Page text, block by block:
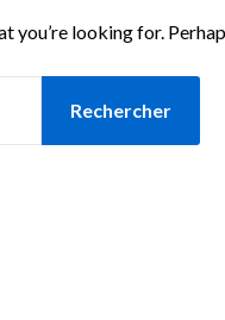
you’re looking for.